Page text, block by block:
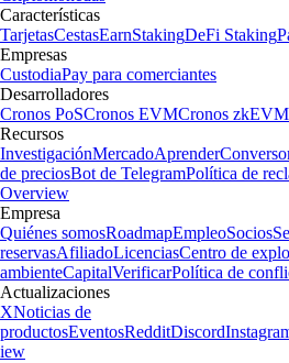
Características
TarjetasCestasEarnStakingDeFi Staking
Empresas
CustodiaPay para comerciantes
Desarrolladores
Cronos PoSCronos EVMCronos zkEVM
Recursos
InvestigaciónMercadoAprender
de preciosBot de TelegramPolítica de
Overview
Empresa
Quiénes somosRoadmapEmpleoSocios
reservasAfiliadoLicenciasCentro de
ambienteCapitalVerificarPolítica de
Actualizaciones
XNoticias de
productosEventosRedditDiscord
iew